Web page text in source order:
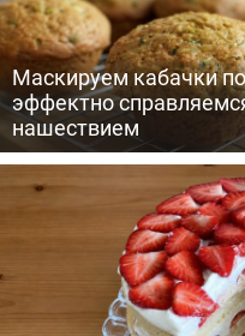
Маскируем кабачки
эффектно
нашествием